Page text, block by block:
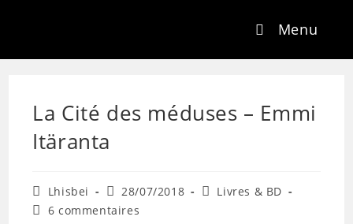
Menu
La Cité des méduses – Emmi
Itäranta
Lhisbei 28/07/2018
Livres & BD
6 commentaires